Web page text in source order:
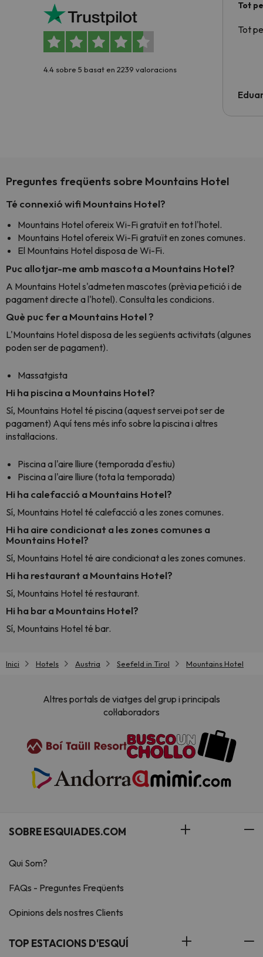
4.4 sobre 5 basat en 2239 valoracions
Tot
Tot
Preguntes freqüents sobre Mountains Hotel
Té connexió wifi Mountains Hotel?
Mountains Hotel ofereix Wi-Fi gratuït en tot l'hotel.
Mountains Hotel ofereix Wi-Fi gratuït en zones comunes.
El Mountains Hotel disposa de Wi-Fi.
Puc allotjar-me amb mascota a Mountains Hotel?
A Mountains Hotel s'admeten mascotes (prèvia petició i de
pagament directe a l'hotel). Consulta les condicions.
Què puc fer a Mountains Hotel ?
L'Mountains Hotel disposa de les següents activitats (algunes
poden ser de pagament).
Massatgista
Hi ha piscina a Mountains Hotel?
Sí, Mountains Hotel té piscina (aquest servei pot ser de
pagament) Aquí tens més info sobre la piscina i altres
instal·lacions.
Piscina a l'aire lliure (temporada d'estiu)
Piscina a l'aire lliure (tota la temporada)
Hi ha calefacció a Mountains Hotel?
Sí, Mountains Hotel té calefacció a les zones comunes.
Hi ha aire condicionat a les zones comunes a
Mountains Hotel?
Sí, Mountains Hotel té aire condicionat a les zones comunes.
Hi ha restaurant a Mountains Hotel?
Sí, Mountains Hotel té restaurant.
Hi ha bar a Mountains Hotel?
Sí, Mountains Hotel té bar.
Inici Hotels Austria Seefeld in Tirol Mountains Hotel
Altres portals de viatges del grup i principals
col·laboradors
SOBRE ESQUIADES.COM
Qui Som?
FAQs - Preguntes Freqüents
Opinions dels nostres Clients
TOP ESTACIONS D'ESQUÍ